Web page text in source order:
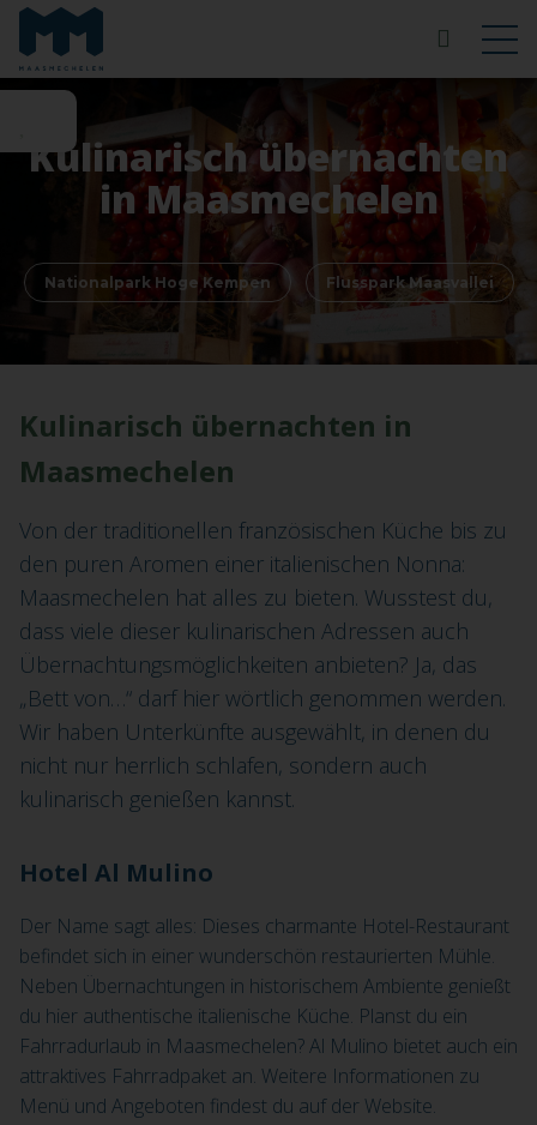
Kulinarisch übernachten
in Maasmechelen
Nationalpark Hoge Kempen Flusspark Maasvallei
Kulinarisch übernachten in
Maasmechelen
Von der traditionellen französischen Küche bis zu
den puren Aromen einer italienischen Nonna:
Maasmechelen hat alles zu bieten. Wusstest du,
dass viele dieser kulinarischen Adressen auch
Übernachtungsmöglichkeiten anbieten? Ja, das
„Bett von…“ darf hier wörtlich genommen werden.
Wir haben Unterkünfte ausgewählt, in denen du
nicht nur herrlich schlafen, sondern auch
kulinarisch genießen kannst.
Hotel Al Mulino
Der Name sagt alles: Dieses charmante Hotel-Restaurant
befindet sich in einer wunderschön restaurierten Mühle.
Neben Übernachtungen in historischem Ambiente genießt
du hier authentische italienische Küche. Planst du ein
Fahrradurlaub in Maasmechelen? Al Mulino bietet auch ein
attraktives Fahrradpaket an. Weitere Informationen zu
Menü und Angeboten findest du auf der Website.